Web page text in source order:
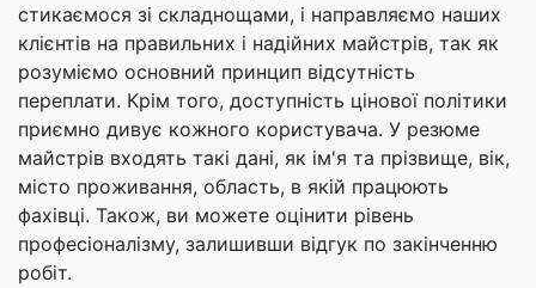
стикаємося зі складнощами, і направляємо наших
клієнтів на правильних і надійних майстрів, так як
розуміємо основний принцип відсутність
переплати. Крім того, доступність цінової політики
приємно дивує кожного користувача. У резюме
майстрів входять такі дані, як ім'я та прізвище, вік,
місто проживання, область, в якій працюють
фахівці. Також, ви можете оцінити рівень
професіоналізму, залишивши відгук по закінченню
робіт.